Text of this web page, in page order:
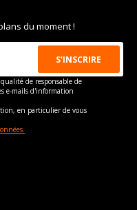
du moment !
de responsable de
e-mails d'information
en particulier de vous